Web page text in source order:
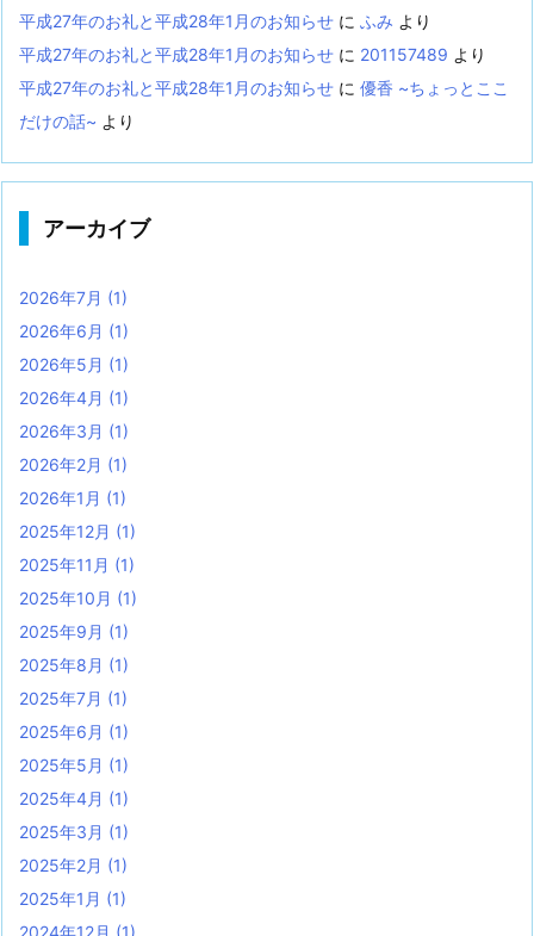
平成27年のお礼と平成28年1月のお知らせ に ふみ より
平成27年のお礼と平成28年1月のお知らせ に 201157489 より
平成27年のお礼と平成28年1月のお知らせ に 優香 ~ちょっとここ
だけの話~ より
アーカイブ
2026年7月 (1)
2026年6月 (1)
2026年5月 (1)
2026年4月 (1)
2026年3月 (1)
2026年2月 (1)
2026年1月 (1)
2025年12月 (1)
2025年11月 (1)
2025年10月 (1)
2025年9月 (1)
2025年8月 (1)
2025年7月 (1)
2025年6月 (1)
2025年5月 (1)
2025年4月 (1)
2025年3月 (1)
2025年2月 (1)
2025年1月 (1)